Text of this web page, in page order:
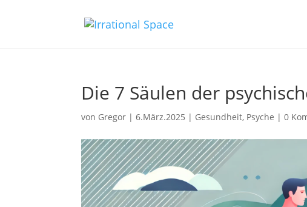
Die 7 Säulen der
von Gregor |6.März.2025 | Gesundheit, Psyche |0